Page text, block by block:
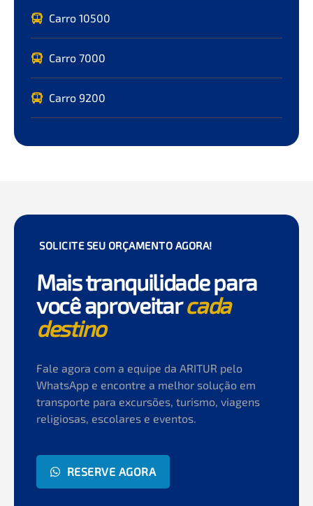
Carro 10500
Carro 7000
Carro 9200
SOLICITE SEU ORÇAMENTO AGORA!
Mais tranquilidade para
você aproveitarcada
destino
Fale agora com a equipe da ARITUR pelo
WhatsApp e encontre a melhor solução em
transporte para excursões, turismo, viagens
religiosas, escolares e eventos.
RESERVE AGORA